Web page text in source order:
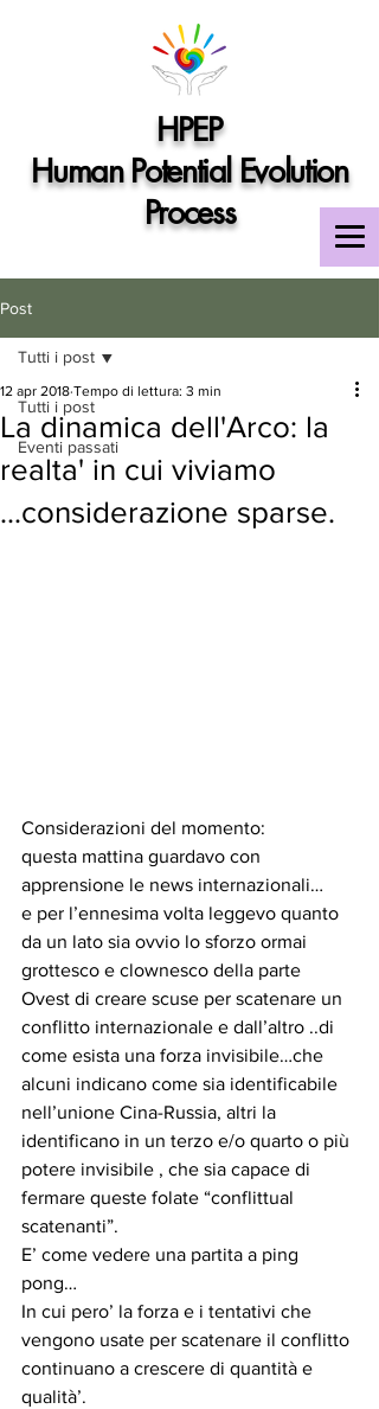
HPEP
Human Potential Evolution
Process
Post
Tutti i post
Eventi passati
Tutti i post
La dinamica dell'Arco: la
realta' in cui viviamo
...considerazione sparse.
12 apr 2018 Tempo di lettura: 3 min
Considerazioni del momento:
questa mattina guardavo con
apprensione le news internazionali…
e per l’ennesima volta leggevo quanto
da un lato sia ovvio lo sforzo ormai
grottesco e clownesco della parte
Ovest di creare scuse per scatenare un
conflitto internazionale e dall’altro ..di
come esista una forza invisibile…che
alcuni indicano come sia identificabile
nell’unione Cina-Russia, altri la
identificano in un terzo e/o quarto o più
potere invisibile , che sia capace di
fermare queste folate “conflittual
scatenanti”.
E’ come vedere una partita a ping
pong…
In cui pero’ la forza e i tentativi che
vengono usate per scatenare il conflitto
continuano a crescere di quantità e
qualità’.